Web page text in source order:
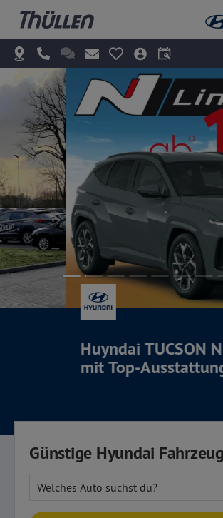
Huyndai TUCSONN-Line
mit Top-Ausstattungmtl.
Günstige Hyundai
Welches Auto suchst du?